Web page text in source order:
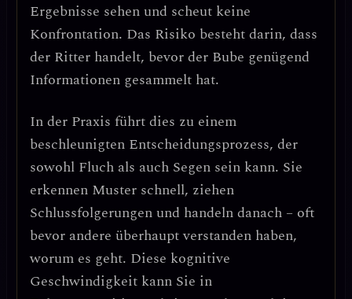
Ergebnisse sehen und scheut keine
Konfrontation. Das Risiko besteht darin, dass
der Ritter handelt, bevor der Bube genügend
Informationen gesammelt hat.
In der Praxis führt dies zu einem
beschleunigten Entscheidungsprozess, der
sowohl Fluch als auch Segen sein kann. Sie
erkennen Muster schnell, ziehen
Schlussfolgerungen und handeln danach – oft
bevor andere überhaupt verstanden haben,
worum es geht. Diese kognitive
Geschwindigkeit kann Sie in